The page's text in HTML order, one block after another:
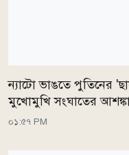
ন্যাটো ভাঙতে পুতিনের
মুখোমুখি সংঘাতের
০১:৫৭ PM